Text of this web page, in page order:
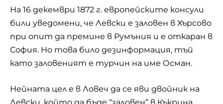
На 16 декември 1872 г. европейските консули
били уведомени, че Левски е заловен в Хърсово
при опит да премине в Румъния и е откаран в
София. Но това било дезинформация, тъй
като заловеният е турчин на име Осман.
Нейната цел е в Ловеч да се яви двойник на